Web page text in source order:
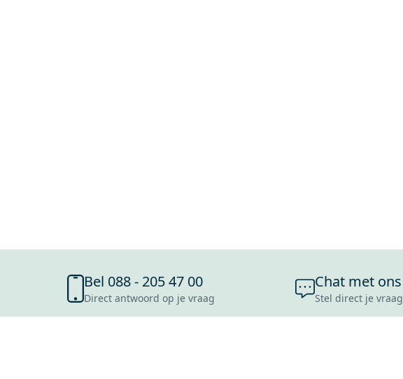
Bel 088 - 205 47 00
Direct antwoord op je vraag
Chat met ons
Stel direct je vraag